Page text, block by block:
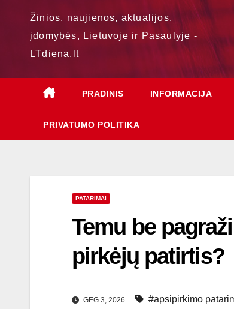
Žinios, naujienos, aktualijos,
įdomybės, Lietuvoje ir Pasaulyje -
LTdiena.lt
PRADINIS INFORMACIJA
PRIVATUMO POLITIKA
PATARIMAI
Temu be
pirkėjų patirtis?
GEG 3, 2026 #apsipirkimo